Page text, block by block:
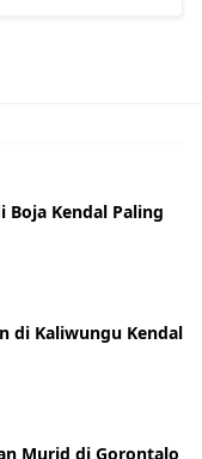
Boja Kendal Paling
di Kaliwungu Kendal
Murid di Gorontalo